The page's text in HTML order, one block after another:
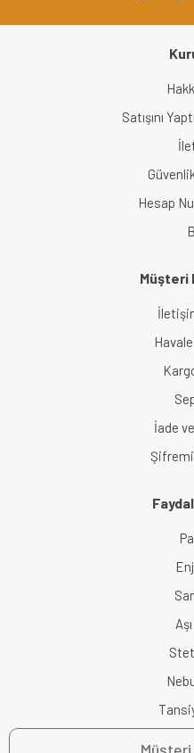
Satışını
Hesap
Müşteri
İade